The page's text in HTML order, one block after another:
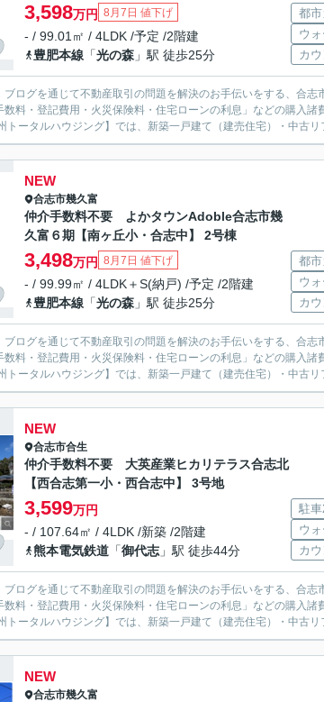
3,598万円 8月7日 値下げ
- / 99.01㎡ / 4LDK /予定 /2階建
豊肥本線 「光の森 」駅 徒歩25分
都市
ウ
カ
を通じて不動産取引の問題を解決のお手伝いをする、合志市の不動産仲介会社
料・登記費用・火災保険料・住宅ローンの利息」などの購入
う費用があります。 【九州トータルハウジング】では、新築一戸建て（建売住宅）
NEW
合志市幾久富
仲介手数料不要 よかタウンAdoble合志市幾
久富６期【南ヶ丘小・合志中】 2号棟
3,498万円 8月7日 値下げ
- / 99.99㎡ / 4LDK＋S(納戸) /予定 /2階建
豊肥本線 「光の森 」駅 徒歩25分
都市
ウ
カ
を通じて不動産取引の問題を解決のお手伝いをする、合志市の不動産仲介会社
料・登記費用・火災保険料・住宅ローンの利息」などの購入
う費用があります。 【九州トータルハウジング】では、新築一戸建て（建売住宅）
NEW
合志市合生
仲介手数料不要 大英産業ヒカリテラス合志北
【西合志第一小・西合志中】 3号地
3,599万円
- / 107.64㎡ / 4LDK /新築 /2階建
熊本電気鉄道 「御代志 」駅 徒歩44分
駐
ウ
カ
を通じて不動産取引の問題を解決のお手伝いをする、合志市の不動産仲介会社
料・登記費用・火災保険料・住宅ローンの利息」などの購入
う費用があります。 【九州トータルハウジング】では、新築一戸建て（建売住宅）
NEW
合志市幾久富